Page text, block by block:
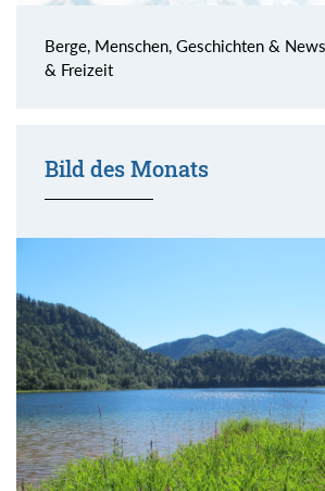
Berge, Menschen, Geschichten &
& Freizeit
Bild des Monats